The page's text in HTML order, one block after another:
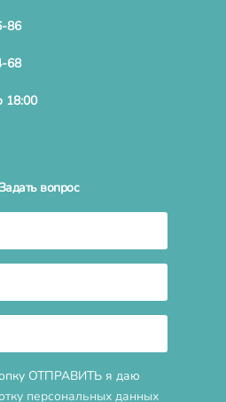
86
68
18:00
вопрос
ОТПРАВИТЬ я даю
персональных данных